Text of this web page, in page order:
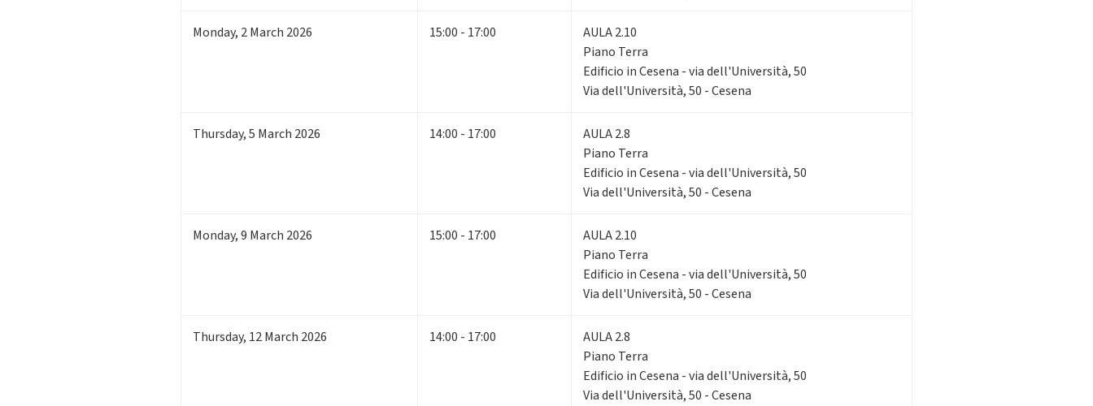
Monday, 2March 2026 15:00 - 17:00
AULA 2.10
Piano Terra
Edificio in Cesena - via dell'Università, 50
Via dell'Università, 50 - Cesena
Thursday,5 March 2026 14:00 - 17:00
AULA 2.8
Piano Terra
Edificio in Cesena - via dell'Università, 50
Via dell'Università, 50 - Cesena
Monday,9 March 2026 15:00 - 17:00
AULA 2.10
Piano Terra
Edificio in Cesena - via dell'Università, 50
Via dell'Università, 50 - Cesena
Thursday, 12March 2026 14:00 - 17:00
AULA 2.8
Piano Terra
Edificio in Cesena - via dell'Università, 50
Via dell'Università, 50 - Cesena